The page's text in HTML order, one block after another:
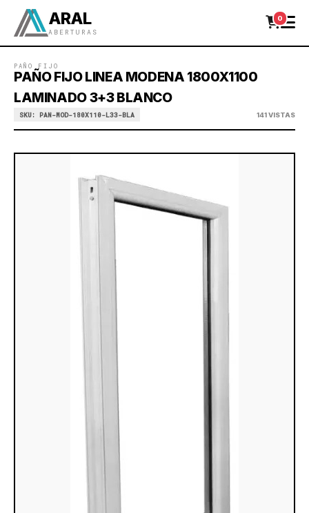
ARAL
ABERTURAS
0
PAÑO FIJO
PAÑO FIJO LINEA MODENA 1800X1100
LAMINADO 3+3 BLANCO
SKU: PAN-MOD-180X110-L33-BLA 141 VISTAS